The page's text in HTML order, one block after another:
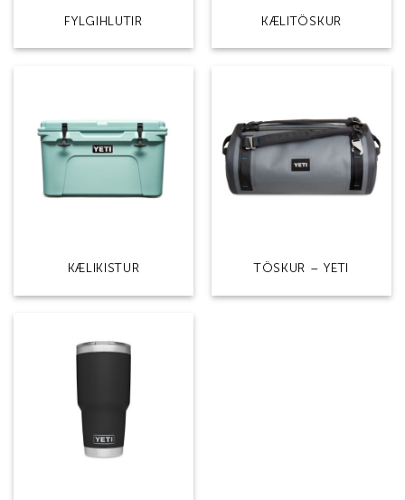
FYLGIHLUTIR KÆLITÖSKUR
KÆLIKISTUR TÖSKUR – YETI